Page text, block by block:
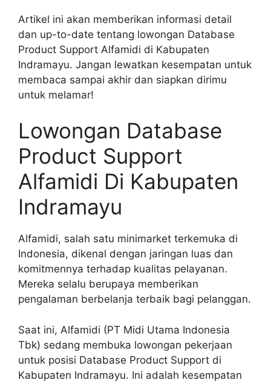
Artikel ini akan memberikan informasi detail
dan up-to-date tentang lowongan Database
Product Support Alfamidi di Kabupaten
Indramayu. Jangan lewatkan kesempatan untuk
membaca sampai akhir dan siapkan dirimu
untuk melamar!
Lowongan Database
Product Support
Alfamidi Di Kabupaten
Indramayu
Alfamidi, salah satu minimarket terkemuka di
Indonesia, dikenal dengan jaringan luas dan
komitmennya terhadap kualitas pelayanan.
Mereka selalu berupaya memberikan
pengalaman berbelanja terbaik bagi pelanggan.
Saat ini, Alfamidi (PT Midi Utama Indonesia
Tbk) sedang membuka lowongan pekerjaan
untuk posisi Database Product Support di
Kabupaten Indramayu. Ini adalah kesempatan